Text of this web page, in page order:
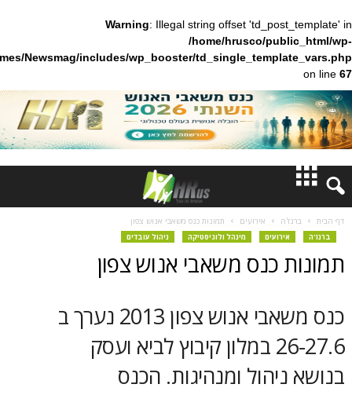
Warning: Illegal string offset
/home/hrusco/
content/themes/Newsmag/includes/wp_booster/
חדשות
אירועים תמונות כנס משאבי אנוש צפון
אירועים מינהל ולוגיסטיקה ניהול עובדים
כנס משאבי אנוש צפון
כנס משאבי אנוש צפון 2013 נערך ב
26-27.6 במלון קיבוץ לביא ועסק
ומנהיגות. הכנס